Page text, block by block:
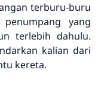
terburu-buru
yang
terlebih dahulu.
kalian dari
kereta.